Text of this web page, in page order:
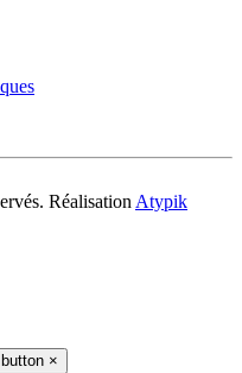
Réalisation Atypik
×